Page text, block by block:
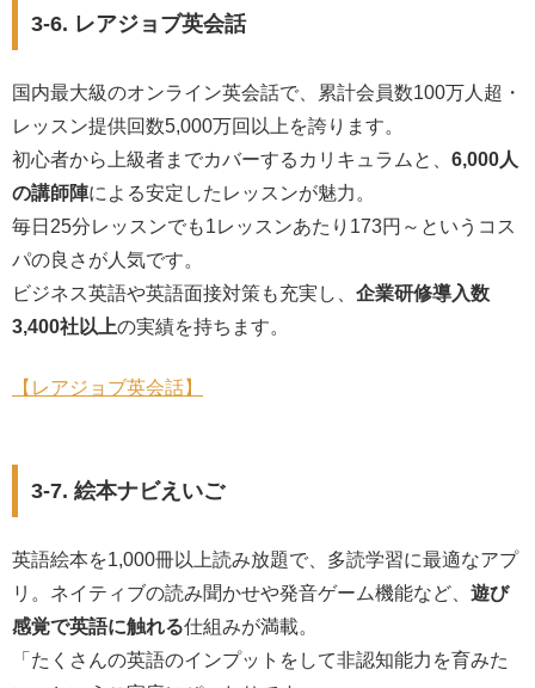
3-6. レアジョブ英会話
国内最大級のオンライン英会話で、累計会員数100万人超・
レッスン提供回数5,000万回以上を誇ります。
初心者から上級者までカバーするカリキュラムと、 6,000人
の講師陣による安定したレッスンが魅力。
毎日25分レッスンでも1レッスンあたり173円～というコス
パの良さが人気です。
ビジネス英語や英語面接対策も充実し、 企業研修導入数
3,400社以上の実績を持ちます。
【レアジョブ英会話】
3-7. 絵本ナビえいご
英語絵本を1,000冊以上読み放題で、多読学習に最適なアプ
リ。ネイティブの読み聞かせや発音ゲーム機能など、 遊び
感覚で英語に触れる仕組みが満載。
「たくさんの英語のインプットをして非認知能力を育みた